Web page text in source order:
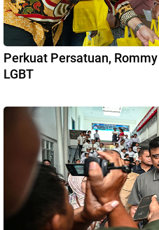
Perkuat Persatuan,
LGBT